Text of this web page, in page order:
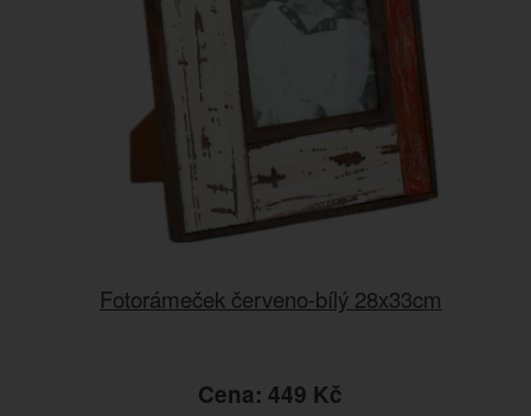
Fotorámeček červeno-bílý 28x33cm
Cena: 449 Kč